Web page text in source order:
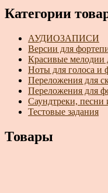
Категории
АУДИОЗАПИСИ
Версии для
Красивые мелодии
Ноты для голоса и
Переложения для
Переложения для
Саундтреки, песни
Тестовые задания
Товары